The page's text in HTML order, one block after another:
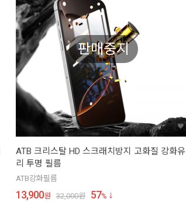
판매중지
ATB 크리스탈 HD 스크래치방지 고화질 강화유
리 투명 필름
ATB강화필름
13,900원 32,000원 57%